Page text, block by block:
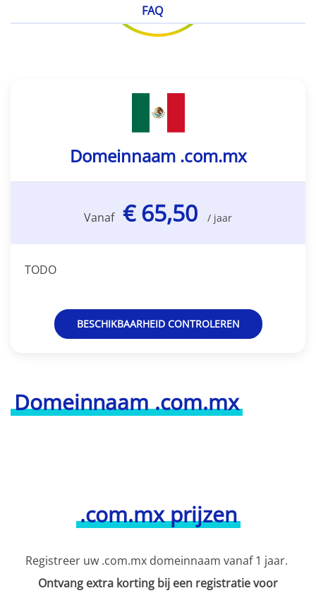
FAQ
Domeinnaam .com.mx
Domeinnaam .com.mx
Vanaf € 65,50 / jaar
TODO
BESCHIKBAARHEID CONTROLEREN
.com.mx prijzen
Registreer uw .com.mx domeinnaam vanaf 1 jaar.
Ontvang extra korting bij een registratie voor